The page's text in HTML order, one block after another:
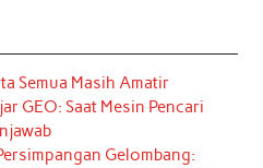
k
e
d
I
t
t
r
T
u
e
Semua Masih Amatir
GEO: Saat Mesin Pencari
Gelombang: